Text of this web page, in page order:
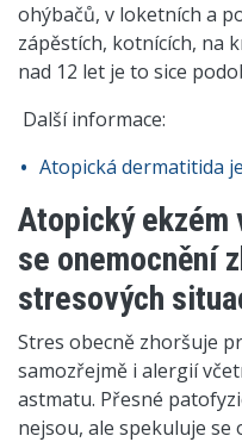
ohýbačů, v loketních a
zápěstích, kotnících, na
nad 12 let je to sice
Další informace:
Atopická dermatitida
Atopický ekzém
se onemocnění
stresových
Stres obecně zhoršuje
samozřejmě i alergií
astmatu. Přesné
nejsou, ale spekuluje